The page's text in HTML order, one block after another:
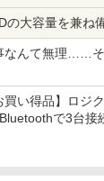
On My Road
コカ・コーラ や
￥2,009
スーパーの裏で
版ビッグガンガ
【2in1 タブレ
通 ARROWS
12.5型 WEB
バイル PC メ
3.0 パソコン
ン
NEC MRM29/
SSD)
DVD+-RW
古】【
ニター 1920 x
ネル 非光沢 ノ
イ ディスプレ
準拠 PS4
￥6,600
中古 モバイ
[新品]シティ
セット
￥25,520
の大容量を兼ね
なんて無理……
買い得品】ロジ
で3台接